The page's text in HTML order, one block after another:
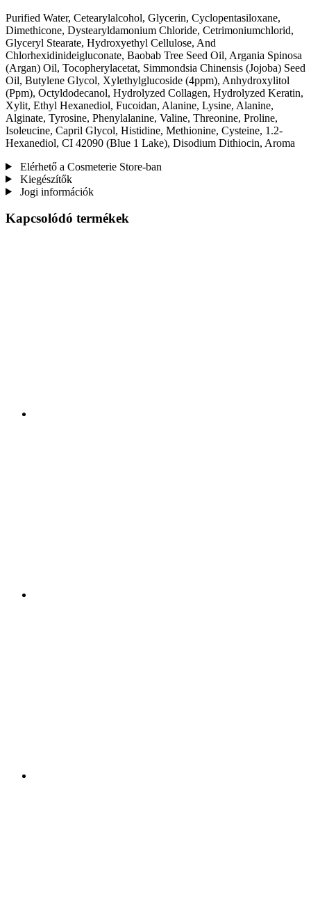
Purified Water, Cetearylalcohol, Glycerin, Cyclopentasiloxane,
Dimethicone, Dystearyldamonium Chloride, Cetrimoniumchlorid,
Glyceryl Stearate, Hydroxyethyl Cellulose, And
Chlorhexidinideigluconate, Baobab Tree Seed Oil, Argania Spinosa
(Argan) Oil, Tocopherylacetat, Simmondsia Chinensis (Jojoba) Seed
Oil, Butylene Glycol, Xylethylglucoside (4ppm), Anhydroxylitol
(Ppm), Octyldodecanol, Hydrolyzed Collagen, Hydrolyzed Keratin,
Xylit, Ethyl Hexanediol, Fucoidan, Alanine, Lysine, Alanine,
Alginate, Tyrosine, Phenylalanine, Valine, Threonine, Proline,
Isoleucine, Capril Glycol, Histidine, Methionine, Cysteine, 1.2-
Hexanediol, CI 42090 (Blue 1 Lake), Disodium Dithiocin, Aroma
Elérhető a Cosmeterie Store-ban
Kiegészítők
Jogi információk
Kapcsolódó termékek